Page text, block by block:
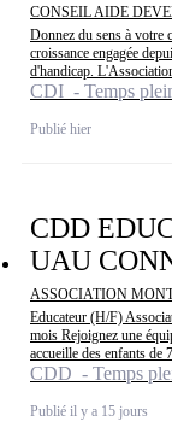
CONSEIL AIDE
Donnez du sens à votre
croissance engagée
d'handicap. L'Association
CDI - Temps
Publié hier
CDD
UAU
ASSOCIATION
Educateur (H/F)
mois Rejoignez une
accueille des enfants de
CDD - Temps
Publié il y a 15 jours